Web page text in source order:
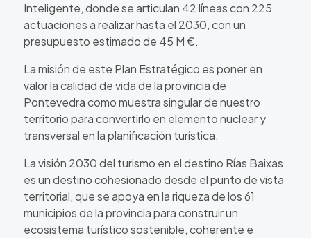
Inteligente, donde se articulan 42 líneas con 225
actuaciones a realizar hasta el 2030, con un
presupuesto estimado de 45 M €.
La misión de este Plan Estratégico es poner en
valor la calidad de vida de la provincia de
Pontevedra como muestra singular de nuestro
territorio para convertirlo en elemento nuclear y
transversal en la planificación turística.
La visión 2030 del turismo en el destino Rías Baixas
es un destino cohesionado desde el punto de vista
territorial, que se apoya en la riqueza de los 61
municipios de la provincia para construir un
ecosistema turístico sostenible, coherente e